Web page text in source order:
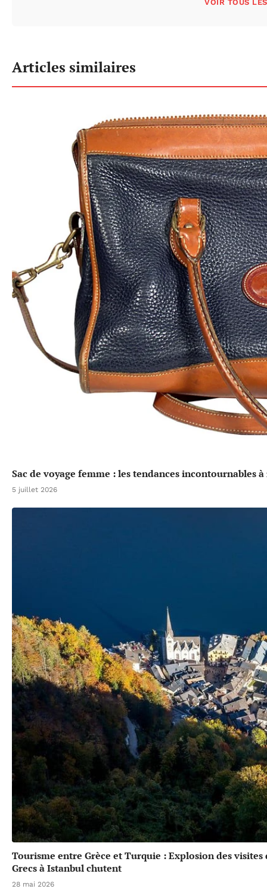
VOIR TOUS
Articles similaires
Sac de voyage femme : les tendances incontournables
5 juillet 2026
Tourisme entre Grèce et Turquie : Explosion des
Grecs à Istanbul chutent
28 mai 2026